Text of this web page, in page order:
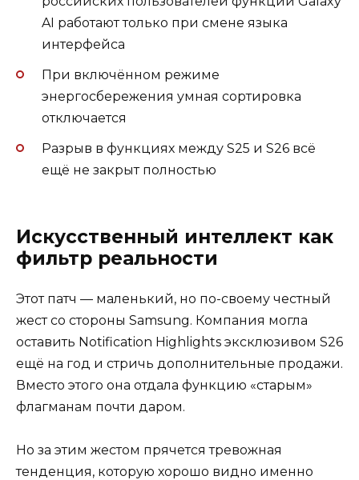
AI работают только при смене языка
интерфейса
При включённом режиме
энергосбережения умная сортировка
отключается
Разрыв в функциях между S25 и S26 всё
ещё не закрыт полностью
Искусственный интеллект как
фильтр реальности
Этот патч — маленький, но по-своему честный
жест со стороны Samsung. Компания могла
оставить Notification Highlights эксклюзивом S26
ещё на год и стричь дополнительные продажи.
Вместо этого она отдала функцию «старым»
флагманам почти даром.
Но за этим жестом прячется тревожная
тенденция, которую хорошо видно именно